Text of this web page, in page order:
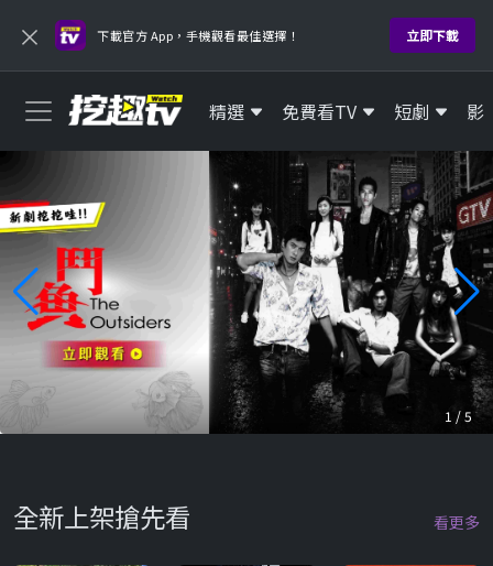
× 下載官方 App，手機觀看最佳選擇！ 立即下載
精選 免費看TV 短劇 影
1 /5
全新上架搶先看 看更多